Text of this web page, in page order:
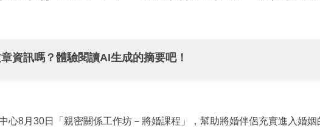
資訊嗎？體驗閱讀AI生成的摘要吧！
心8月30日「親密關係工作坊－將婚課程」，幫助將婚伴侶充實進入婚